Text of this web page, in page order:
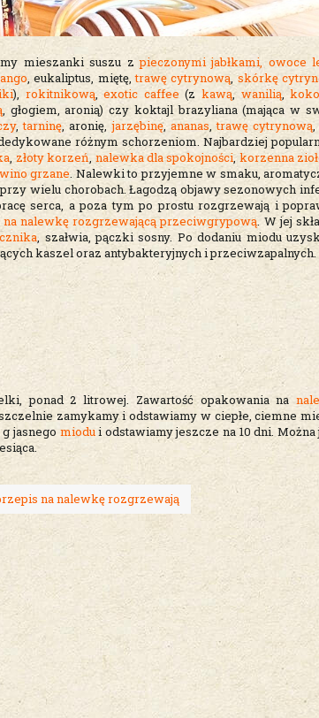
mieszanki suszu zpieczonymi jabłkami, owoce
, eukaliptus, miętę,trawę cytrynową,skórkę
), rokitnikową,exotic caffee (zkawą, wanilią,
, głogiem, aronią) czy koktajl brazyliana (mająca w
,tarninę, aronię,jarzębinę, ananas,trawę cytrynową,
różnym schorzeniom. Najbardziej
, złoty korzeń, nalewka dla spokojności,korzenna
grzane. Nalewki to przyjemne w smaku,
wielu chorobach. Łagodzą objawy sezonowych
serca, a poza tym po prostu rozgrzewają i
na nalewkę rozgrzewającą przeciwgrypową. W jej
, szałwia, pączki sosny. Po dodaniu miodu
kaszel oraz antybakteryjnych i przeciwzapalnych.
ponad 2 litrowej. Zawartość opakowania na
zamykamy i odstawiamy w ciepłe, ciemne
jasnego miodui odstawiamy jeszcze na 10 dni. Można
na nalewkę rozgrzewają